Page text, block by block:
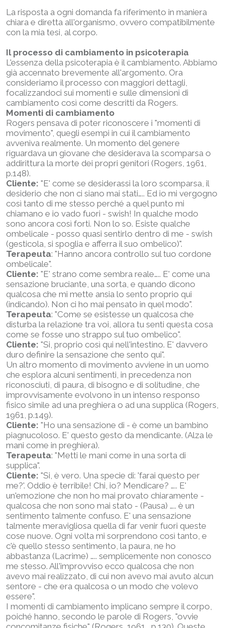
La risposta a ogni domanda fa riferimento in maniera
chiara e diretta all'organismo, ovvero compatibilmente
con la mia tesi, al corpo.
Il processo di cambiamento in psicoterapia
L'essenza della psicoterapia è il cambiamento. Abbiamo
già accennato brevemente all'argomento. Ora
consideriamo il processo con maggiori dettagli,
focalizzandoci sui momenti e sulle dimensioni di
cambiamento così come descritti da Rogers.
Momenti di cambiamento
Rogers pensava di poter riconoscere i "momenti di
movimento", quegli esempi in cui il cambiamento
avveniva realmente. Un momento del genere
riguardava un giovane che desiderava la scomparsa o
addirittura la morte dei propri genitori (Rogers, 1961,
p.148).
Cliente: "E' come se desiderassi la loro scomparsa, il
desiderio che non ci siano mai stati….. Ed io mi vergogno
così tanto di me stesso perché a quel punto mi
chiamano e io vado fuori - swish! In qualche modo
sono ancora così forti. Non lo so. Esiste qualche
ombelicale - posso quasi sentirlo dentro di me - swish
(gesticola, si spoglia e afferra il suo ombelico)".
Terapeuta: "Hanno ancora controllo sul tuo cordone
ombelicale".
Cliente: "E' strano come sembra reale….. E' come una
sensazione bruciante, una sorta, e quando dicono
qualcosa che mi mette ansia lo sento proprio qui
(indicando). Non ci ho mai pensato in quel modo".
Terapeuta: "Come se esistesse un qualcosa che
disturba la relazione tra voi, allora tu senti questa cosa
come se fosse uno strappo sul tuo ombelico".
Cliente: "Si, proprio così qui nell'intestino. E' davvero
duro definire la sensazione che sento qui".
Un altro momento di movimento avviene in un uomo
che esplora alcuni sentimenti, in precedenza non
riconosciuti, di paura, di bisogno e di solitudine, che
improvvisamente evolvono in un intenso responso
fisico simile ad una preghiera o ad una supplica (Rogers,
1961, p.149).
Cliente: "Ho una sensazione di - è come un bambino
piagnucoloso. E' questo gesto da mendicante. (Alza le
mani come in preghiera).
Terapeuta: "Metti le mani come in una sorta di
supplica".
Cliente: "Si, è vero. Una specie di: 'farai questo per
me?'. Oddio è terribile! Chi, io? Mendicare? ….. E'
un'emozione che non ho mai provato chiaramente -
qualcosa che non sono mai stato - (Pausa) ….. è un
sentimento talmente confuso. E' una sensazione
talmente meravigliosa quella di far venir fuori queste
cose nuove. Ogni volta mi sorprendono così tanto, e
c'è quello stesso sentimento, la paura, ne ho
abbastanza (Lacrime) ….. semplicemente non conosco
me stesso. All'improvviso ecco qualcosa che non
avevo mai realizzato, di cui non avevo mai avuto alcun
sentore - che era qualcosa o un modo che volevo
essere".
I momenti di cambiamento implicano sempre il corpo,
poiché hanno, secondo le parole di Rogers, "ovvie